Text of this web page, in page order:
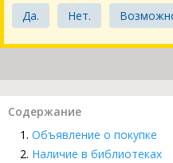
Да. Нет.
Содержание
Объявление о покупке
Наличие в библиотеках